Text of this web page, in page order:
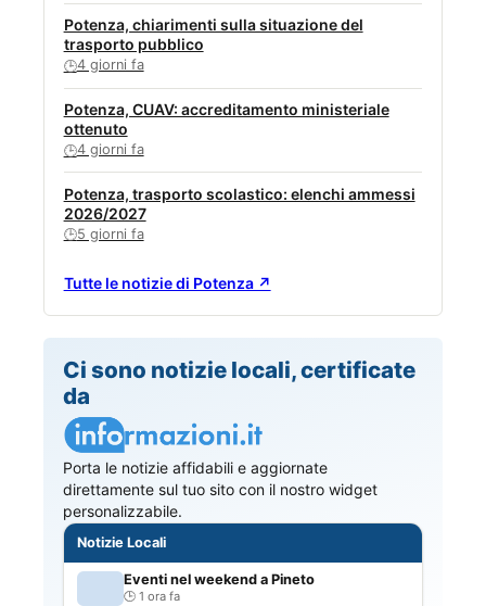
Potenza, chiarimenti sulla situazione del
trasporto pubblico
🕒4 giorni fa
Potenza, CUAV: accreditamento ministeriale
ottenuto
🕒4 giorni fa
Potenza, trasporto scolastico: elenchi ammessi
2026/2027
🕒5 giorni fa
Tutte le notizie di Potenza ↗
Ci sono notizie locali, certificate
da
Porta le notizie affidabili e aggiornate
direttamente sul tuo sito con il nostro widget
personalizzabile.
Notizie Locali
Eventi nel weekend a Pineto
1 ora fa